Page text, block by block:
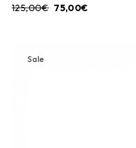
125,00€ 75,00€
Sale